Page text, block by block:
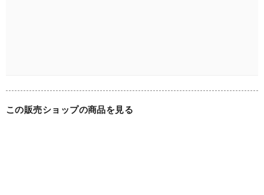
・バックスタンプ：有
この販売ショップの商品を見る